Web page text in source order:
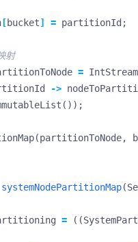
[bucket] = partitionId ;
射
= IntStream
->
());
(partitionToNode,
systemNodePartitionMap(
= ((